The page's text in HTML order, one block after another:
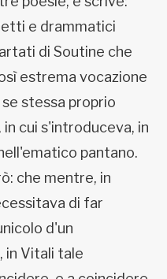
e drammatici
di Soutine che
estrema vocazione
stessa proprio
cui s'introduceva, in
pantano.
che mentre, in
di far
d'un
in Vitali tale